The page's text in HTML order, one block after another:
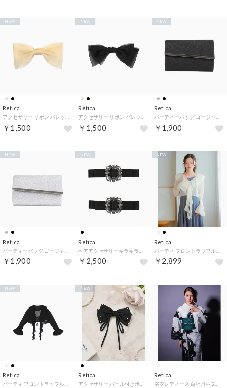
Retica
￥1,500
NEW
Retica
￥1,500
NEW
Retica
￥1,900
NEW
Retica
￥1,900
NEW
Retica
￥2,500
NEW
Retica
パーティ フロントラッフルフリル襟シアーボレロ 結婚式 二次会 （アイボリー）
￥2,899
NEW
Retica
NEW
Retica
NEW
Retica